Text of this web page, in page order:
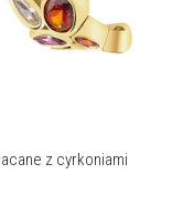
z cyrkoniami